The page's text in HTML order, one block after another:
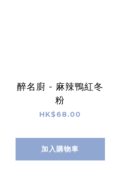
醉名廚 - 麻辣鴨紅冬
粉
HK$68.00
加入購物車